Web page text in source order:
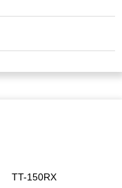
TT-150RX